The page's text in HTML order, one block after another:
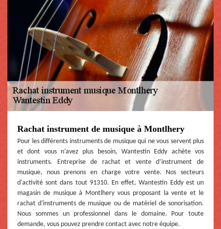
Rachat instrument de musique à Montlhery
Pour les différents instruments de musique qui ne vous servent plus
et dont vous n’avez plus besoin, Wantestin Eddy achète vos
instruments. Entreprise de rachat et vente d’instrument de
musique, nous prenons en charge votre vente. Nos secteurs
d'activité sont dans tout 91310. En effet, Wantestin Eddy est un
magasin de musique à Montlhery vous proposant la vente et le
rachat d'instruments de musique ou de matériel de sonorisation.
Nous sommes un professionnel dans le domaine. Pour toute
demande, vous pouvez prendre contact avec notre équipe.